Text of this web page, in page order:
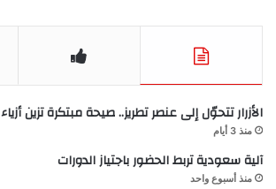
الأزرار تتحوّل إلى عنصر تطريز.. صيحة مبتكرة تزين أزياء 2026
منذ 3 أيام
آلية سعودية تربط الحضور باجتياز الدورات
منذ أسبوع واحد